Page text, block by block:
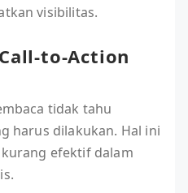
visibilitas.
to-Action
tidak tahu
harus dilakukan. Hal ini
efektif dalam